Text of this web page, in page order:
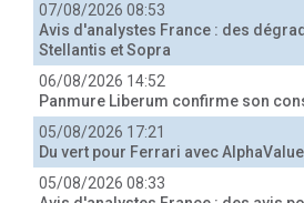
07/08/2026 08:53
Avis d'analystes France : des
Stellantis et Sopra
06/08/2026 14:52
Panmure Liberum confirme son
05/08/2026 17:21
Du vert pour Ferrari avec AlphaValue
05/08/2026 08:33